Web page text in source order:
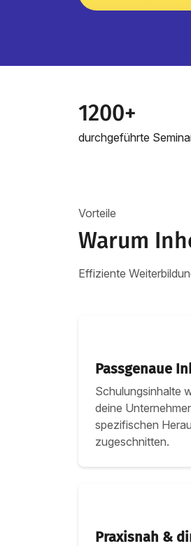
1200+
durchgeführte
Vorteile
Warum
Effiziente
Passgenaue
Schulungsinhalte
deine
spezifischen
zugeschnitten.
Praxisnah &